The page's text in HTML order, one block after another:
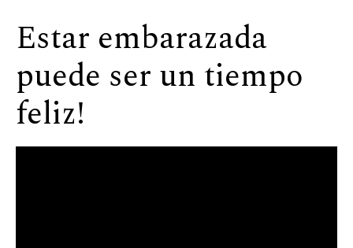
Estar embarazada
puede ser un tiempo
feliz!